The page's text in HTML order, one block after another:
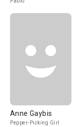
Anne Gaybis
Pepper-Picking Girl